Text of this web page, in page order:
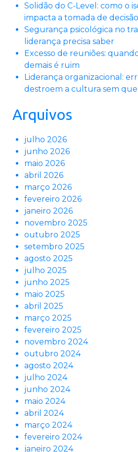
Solidão do C-Level: como o
impacta a tomada de decisão
Segurança psicológica no
liderança precisa saber
Excesso de reuniões:
demais é ruim
Liderança organizacional:
destroem a cultura sem
Arquivos
julho 2026
junho 2026
maio 2026
abril 2026
março 2026
fevereiro 2026
janeiro 2026
novembro 2025
outubro 2025
setembro 2025
agosto 2025
julho 2025
junho 2025
maio 2025
abril 2025
março 2025
fevereiro 2025
novembro 2024
outubro 2024
agosto 2024
julho 2024
junho 2024
maio 2024
abril 2024
março 2024
fevereiro 2024
janeiro 2024